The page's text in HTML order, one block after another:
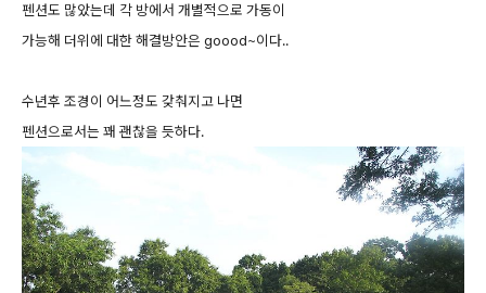
펜션도 많았는데 각 방에서 개별적으로 가동이
가능해 더위에 대한 해결방안은 goood~이다..
수년후 조경이 어느정도 갖춰지고 나면
펜션으로서는 꽤 괜찮을 듯하다.